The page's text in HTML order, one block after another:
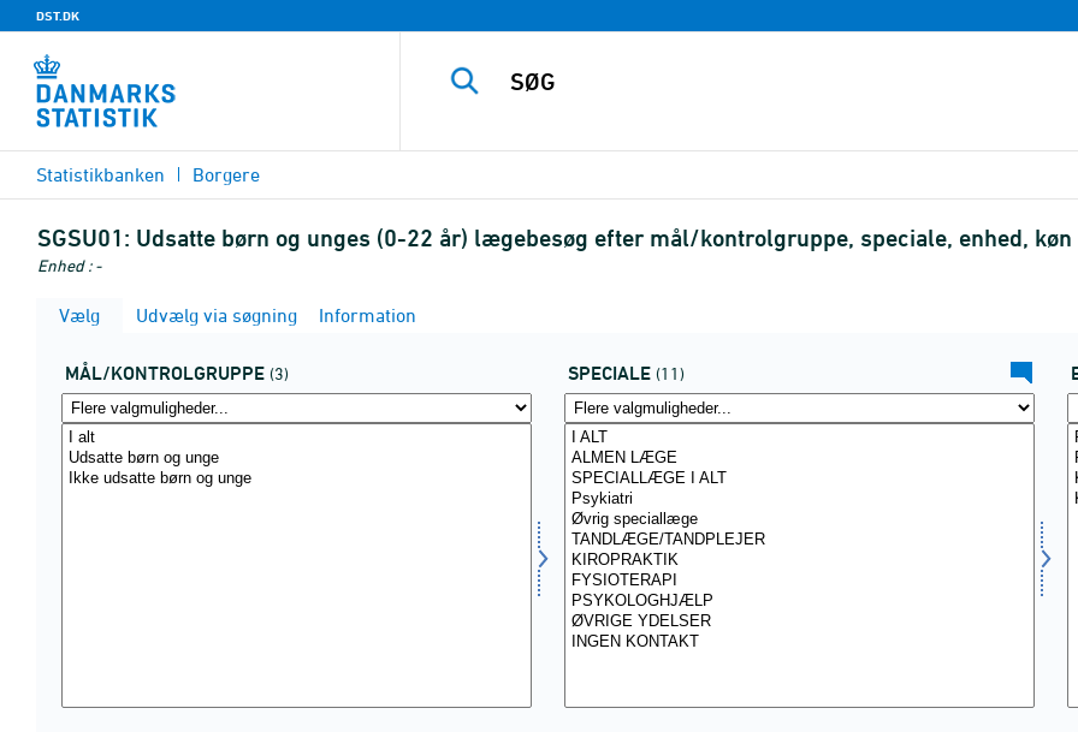
DST.DK
Statistikbanken Borgere
SGSU01: Udsatte børn og unges (0-22 år) lægebesøg efter mål/kontrolgruppe, speciale, enhed, køn
Enhed : -
Vælg Udvælg via søgning Information
MÅL/KONTROLGRUPPE (3) SPECIALE (11)